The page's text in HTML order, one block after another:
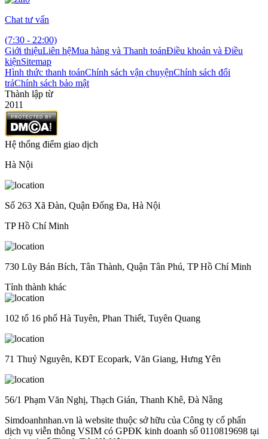
Chat tư vấn
(7:30 - 22:00)
Giới thiệuLiên hệMua hàng và Thanh toánĐiều khoản và Điều
kiệnSitemap
Hình thức thanh toánChính sách vận chuyệnChính sách đổi
trảChính sách bảo mật
Thành lập từ
2011
Hệ thống điểm giao dịch
Hà Nội
Số 263 Xã Đàn, Quận Đống Đa, Hà Nội
TP Hồ Chí Minh
730 Lũy Bán Bích, Tân Thành, Quận Tân Phú, TP Hồ Chí Minh
Tỉnh thành khác
102 tổ 16 phố Hà Tuyên, Phan Thiết, Tuyên Quang
71 Thuỷ Nguyên, KĐT Ecopark, Văn Giang, Hưng Yên
56/1 Phạm Văn Nghị, Thạch Gián, Thanh Khê, Đà Nẵng
Simdoanhnhan.vn là website thuộc sở hữu của Công ty cổ phẩn
dịch vụ viễn thông VSIM có GPĐK kinh doanh số 0110819698 tại